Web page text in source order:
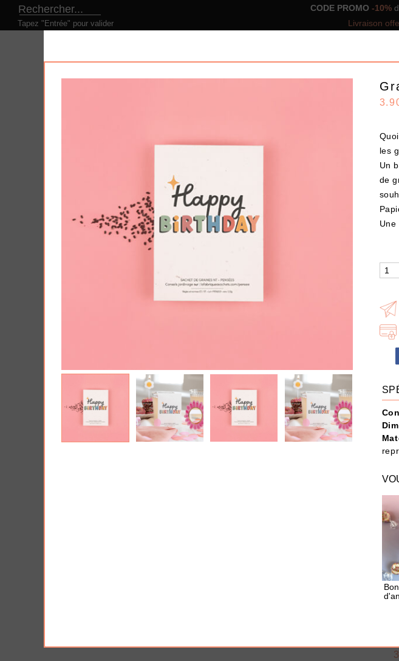
Tapez "Entrée" pour valider
CODE PROMO -10%
Livraison
NOS BOX
Produits
les
Un
de
Tous nos produits
Offrir une Box cadeau n'a jamais été aussi simple :
PRIX POUR QUI ? IDÉES